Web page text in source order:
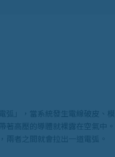
弧」，當系統發生電線破皮、模
著高壓的導體就裸露在空氣中。
兩者之間就會拉出一道電弧。